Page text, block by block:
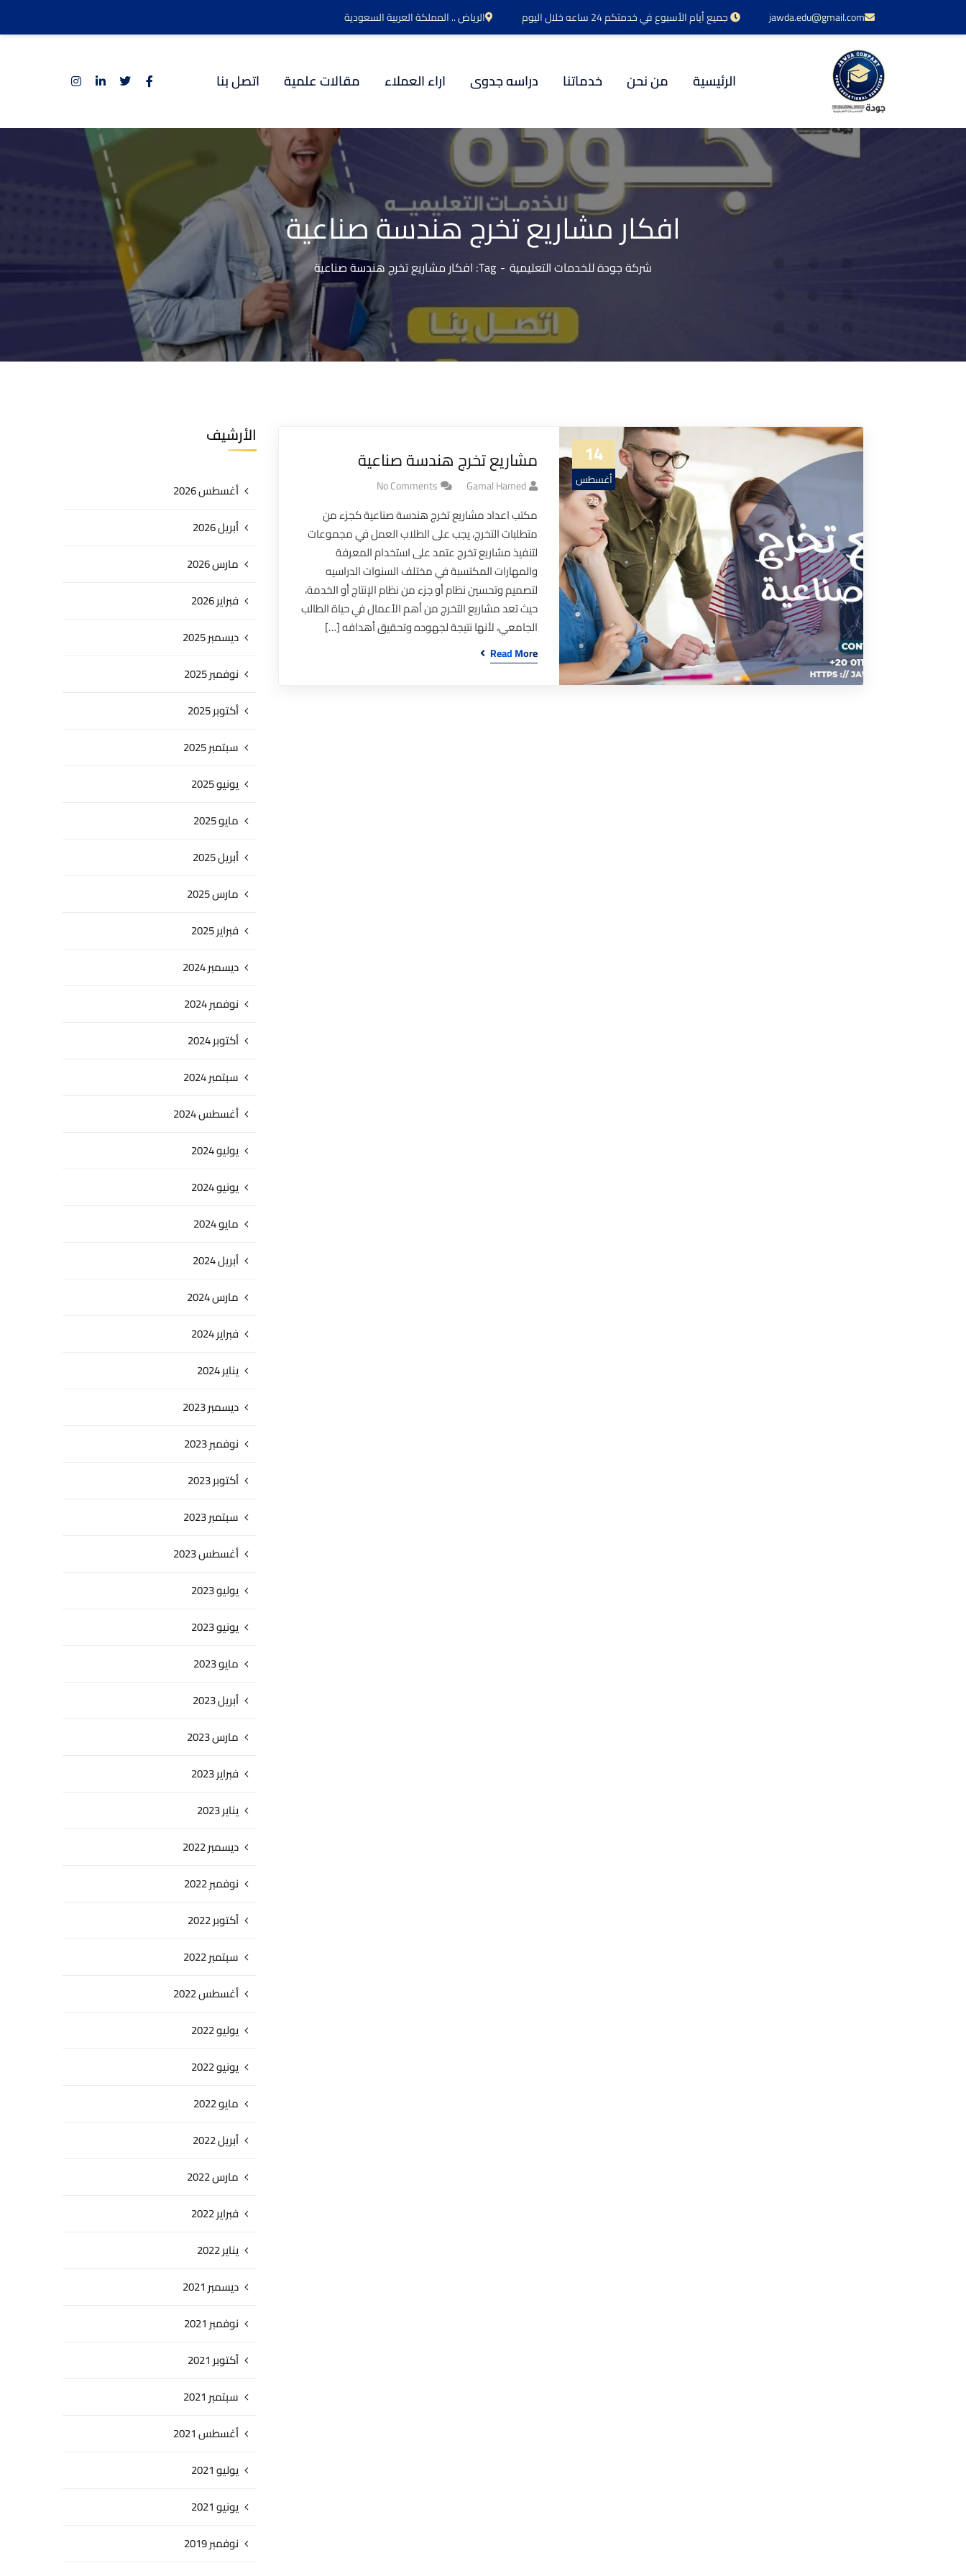
jawda.edu@gmail.com جميع أيام الأسبوع في خدمتكم 24 ساعه خلال اليوم الرياض .. المملكة العربية السعودية
الرئيسية من نحن خدماتنا دراسه جدوى اراء العملاء مقالات علمية اتصل بنا
افكار مشاريع تخرج هندسة صناعية
شركة جودة للخدمات التعليمية Tag: افكار مشاريع تخرج هندسة صناعية
14
أغسطس
23
مشاريع تخرج هندسة صناعية
Gamal Hamed
No Comments
مكتب اعداد مشاريع تخرج هندسة صناعية كجزء من
متطلبات التخرج، يجب على الطلاب العمل في مجموعات
لتنفيذ مشاريع تخرج عتمد على استخدام المعرفة
والمهارات المكتسبة في مختلف السنوات الدراسيه
لتصميم وتحسين نظام أو جزء من نظام الإنتاج أو الخدمة،
حيث تعد مشاريع التخرج من أهم الأعمال في حياة الطالب
الجامعي، لأنها نتيجة لجهوده وتحقيق أهدافه […]
Read More
الأرشيف
أغسطس 2026
أبريل 2026
مارس 2026
فبراير 2026
ديسمبر 2025
نوفمبر 2025
أكتوبر 2025
سبتمبر 2025
يونيو 2025
مايو 2025
أبريل 2025
مارس 2025
فبراير 2025
ديسمبر 2024
نوفمبر 2024
أكتوبر 2024
سبتمبر 2024
أغسطس 2024
يوليو 2024
يونيو 2024
مايو 2024
أبريل 2024
مارس 2024
فبراير 2024
يناير 2024
ديسمبر 2023
نوفمبر 2023
أكتوبر 2023
سبتمبر 2023
أغسطس 2023
يوليو 2023
يونيو 2023
مايو 2023
أبريل 2023
مارس 2023
فبراير 2023
يناير 2023
ديسمبر 2022
نوفمبر 2022
أكتوبر 2022
سبتمبر 2022
أغسطس 2022
يوليو 2022
يونيو 2022
مايو 2022
أبريل 2022
مارس 2022
فبراير 2022
يناير 2022
ديسمبر 2021
نوفمبر 2021
أكتوبر 2021
سبتمبر 2021
أغسطس 2021
يوليو 2021
يونيو 2021
نوفمبر 2019